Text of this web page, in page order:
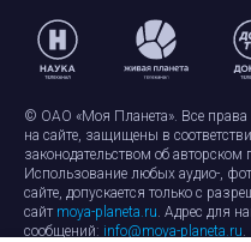
© ОАО «Моя Планета». Все
на сайте, защищены в
законодательством об
Использование любых аудио-,
сайте, допускается только с
сайт moya-planeta.ru. Адрес для
сообщений: info@moya-planeta.ru.